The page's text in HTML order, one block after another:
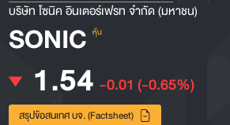
บริษัท โซนิค อินเตอร์เฟรท จำกัด (มหาชน)
SONIC หุ้น
1.54 -0.01 (-0.65%)
สรุปข้อสนเทศ บจ. (Factsheet)